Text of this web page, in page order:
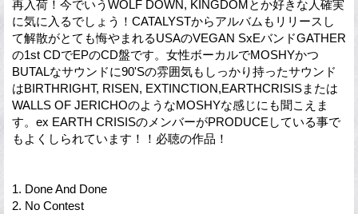
再入荷！今でいうWOLF DOWN, KINGDOMとか好きな人確実
に気に入るでしょう！CATALYSTからアルバムもリリースし
て解散がとても悔やまれるUSAのVEGAN SxEバンドGATHER
の1st CDでEPのCD盤です。女性ボーカルでMOSHYかつ
BUTALなサウンドに90'Sの雰囲気もしっかり持ったサウンド
はBIRTHRIGHT, RISEN, EXTINCTION,EARTHCRISISまたは
WALLS OF JERICHOのようなMOSHYな感じにも聞こえま
す。ex EARTH CRISISのメンバーがPRODUCEしている事で
もよくしられています！！必聴の作品！
1. Done And Done
2. No Contest